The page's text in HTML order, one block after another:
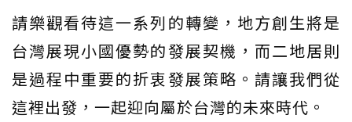
請樂觀看待這一系列的轉變，地方創生將是
台灣展現小國優勢的發展契機，而二地居則
是過程中重要的折衷發展策略。請讓我們從
這裡出發，一起迎向屬於台灣的未來時代。